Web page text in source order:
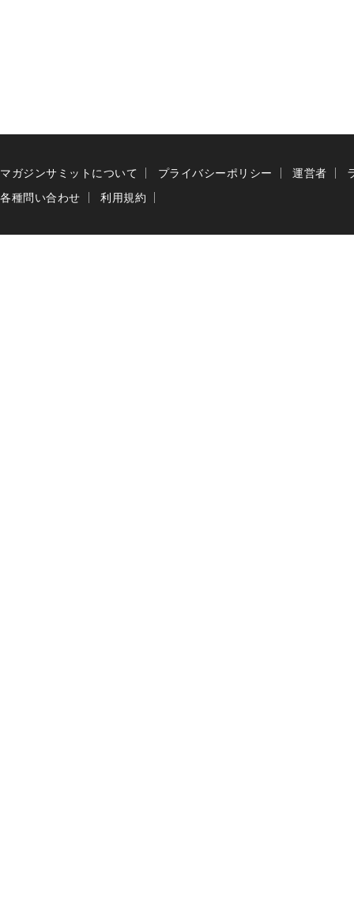
マガジンサミットについて プライバシーポリシー 運営者
各種問い合わせ
利用規約